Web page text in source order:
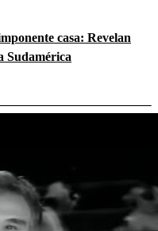
casa: Revelan
Sudamérica